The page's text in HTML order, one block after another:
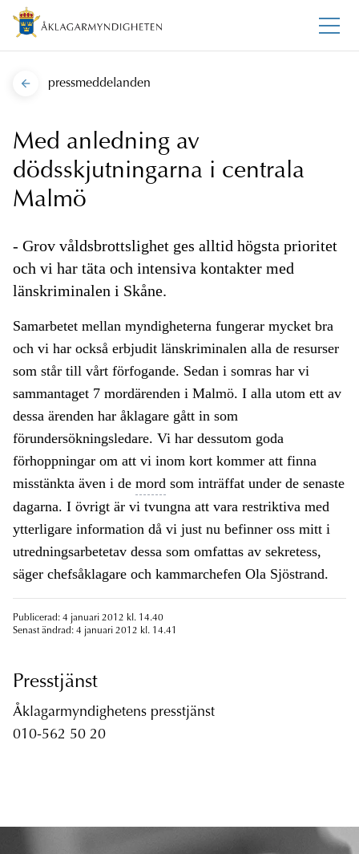
pressmeddelanden
Med anledning av
dödsskjutningarna i centrala
Malmö
- Grov våldsbrottslighet ges alltid högsta prioritet
och vi har täta och intensiva kontakter med
länskriminalen i Skåne.
Samarbetet mellan myndigheterna fungerar mycket bra
och vi har också erbjudit länskriminalen alla de resurser
som står till vårt förfogande. Sedan i somras har vi
sammantaget 7 mordärenden i Malmö. I alla utom ett av
dessa ärenden har åklagare gått in som
förundersökningsledare. Vi har dessutom goda
förhoppningar om att vi inom kort kommer att finna
misstänkta även i de mord som inträffat under de senaste
dagarna. I övrigt är vi tvungna att vara restriktiva med
ytterligare information då vi just nu befinner oss mitt i
utredningsarbetetav dessa som omfattas av sekretess,
säger chefsåklagare och kammarchefen Ola Sjöstrand.
Publicerad: 4 januari 2012 kl. 14.40
Senast ändrad: 4 januari 2012 kl. 14.41
Presstjänst
Åklagarmyndighetens presstjänst
010-562 50 20